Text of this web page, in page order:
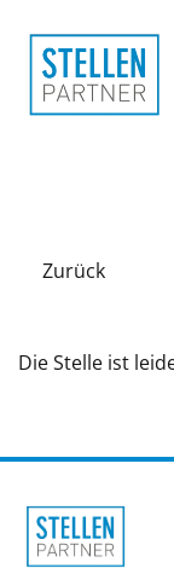
Zurück
Die Stelle ist